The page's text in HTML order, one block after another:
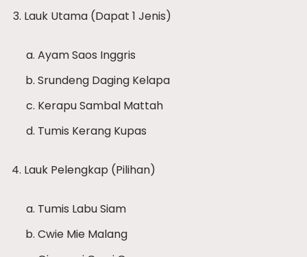
Lauk Utama (Dapat 1 Jenis)
Ayam Saos Inggris
Srundeng Daging Kelapa
Kerapu Sambal Mattah
Tumis Kerang Kupas
Lauk Pelengkap (Pilihan)
Tumis Labu Siam
Cwie Mie Malang